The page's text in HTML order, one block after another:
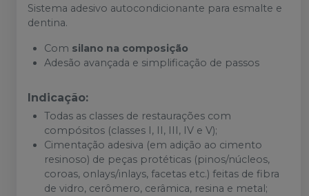
Sistema adesivo autocondicionante para esmalte e
dentina.
Com silano na composição
Adesão avançada e simplificação de passos
Indicação:
Todas as classes de restaurações com
compósitos (classes I, II, III, IV e V);
Cimentação adesiva (em adição ao cimento
resinoso) de peças protéticas (pinos/núcleos,
coroas, onlays/inlays, facetas etc.) feitas de fibra
de vidro, cerômero, cerâmica, resina e metal;